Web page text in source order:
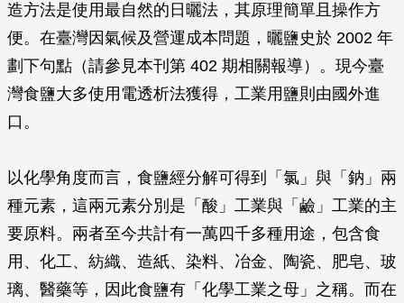
造方法是使用最自然的日曬法，其原理簡單且操作方
便。在臺灣因氣候及營運成本問題，曬鹽史於 2002 年
劃下句點（請參見本刊第 402 期相關報導）。現今臺
灣食鹽大多使用電透析法獲得，工業用鹽則由國外進
口。
以化學角度而言，食鹽經分解可得到「氯」與「鈉」兩
種元素，這兩元素分別是「酸」工業與「鹼」工業的主
要原料。兩者至今共計有一萬四千多種用途，包含食
用、化工、紡織、造紙、染料、冶金、陶瓷、肥皂、玻
璃、醫藥等，因此食鹽有「化學工業之母」之稱。而在